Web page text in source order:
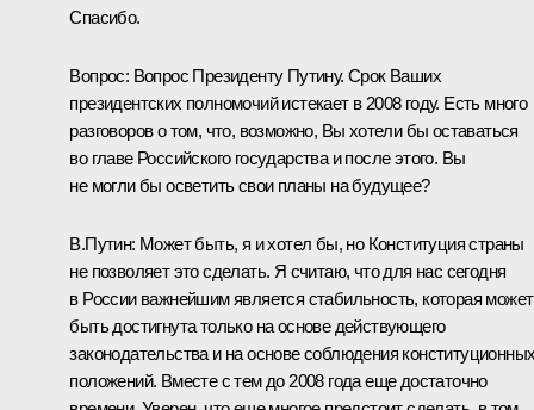
Спасибо.
Вопрос: Вопрос Президенту Путину. Срок Ваших
президентских полномочий истекает в 2008 году. Есть много
разговоров о том, что, возможно, Вы хотели бы оставаться
во главе Российского государства и после этого. Вы
не могли бы осветить свои планы на будущее?
В.Путин: Может быть, я и хотел бы, но Конституция страны
не позволяет это сделать. Я считаю, что для нас сегодня
в России важнейшим является стабильность, которая может
быть достигнута только на основе действующего
законодательства и на основе соблюдения
положений. Вместе с тем до 2008 года еще достаточно